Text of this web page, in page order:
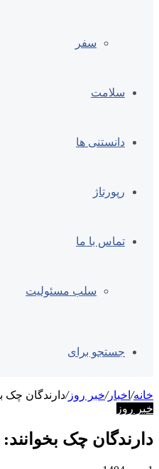
سفر
سلامت
دانستنی ها
رپورتاژ
تماس با ما
سلب مسئولیت
جستجو برای
خانه/ اخبار/خبر روز/دارندگان چک
خبر روز
دارندگان چک